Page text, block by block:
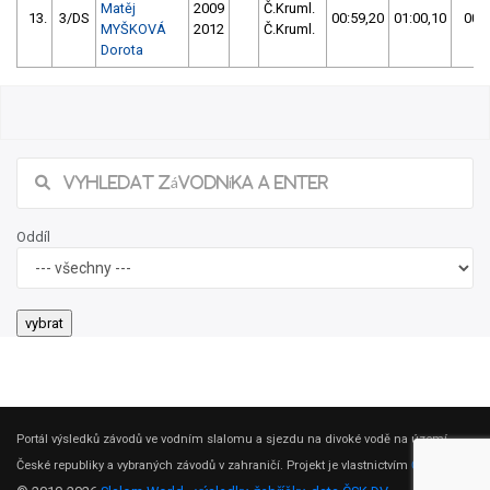
13. 3/DS
Matěj
MYŠKOVÁ
Dorota
2009
2012
Č.Kruml.
Č.Kruml.
00:59,20 01:00,10
Oddíl
Portál výsledků závodů ve vodním slalomu a sjezdu na divoké vodě na území
České republiky a vybraných závodů v zahraničí. Projekt je vlastnictvím ČSK DV